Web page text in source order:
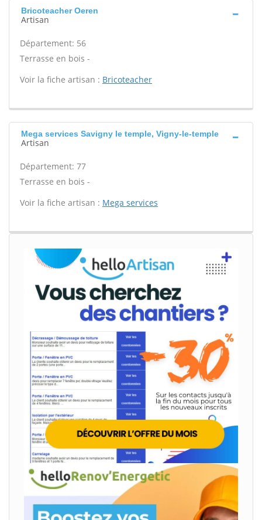
Bricoteacher Oeren
Artisan
Département: 56
Terrasse en bois -
Voir la fiche artisan : Bricoteacher
Mega services Savigny le temple, Vigny-le-temple
Artisan
Département: 77
Terrasse en bois -
Voir la fiche artisan : Mega services